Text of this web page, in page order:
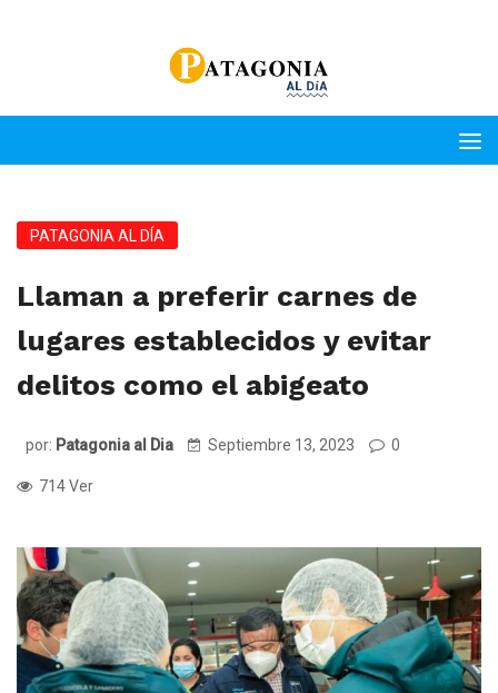
PATAGONIA AL DÍA
Llaman a preferir carnes de
lugares establecidos y evitar
delitos como el abigeato
por: Patagonia al Dia Septiembre 13, 2023 0
714 Ver